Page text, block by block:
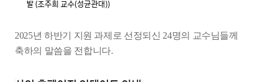
발 (조주희 교수(성균관대))
2025년 하반기 지원 과제로 선정되신 24명의 교수님들께
축하의 말씀을 전합니다.